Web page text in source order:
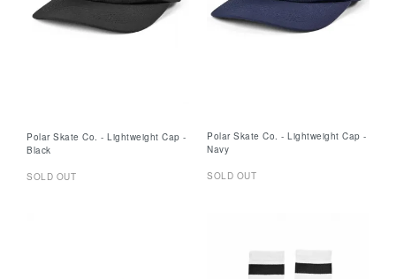
Polar Skate Co. - Lightweight Cap -
Black
SOLD OUT
Polar Skate Co. - Lightweight Cap -
Navy
SOLD OUT